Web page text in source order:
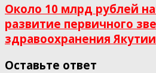
Около 10 млрд рублей
развитие первичного
здравоохранения Якутии
Оставьте ответ